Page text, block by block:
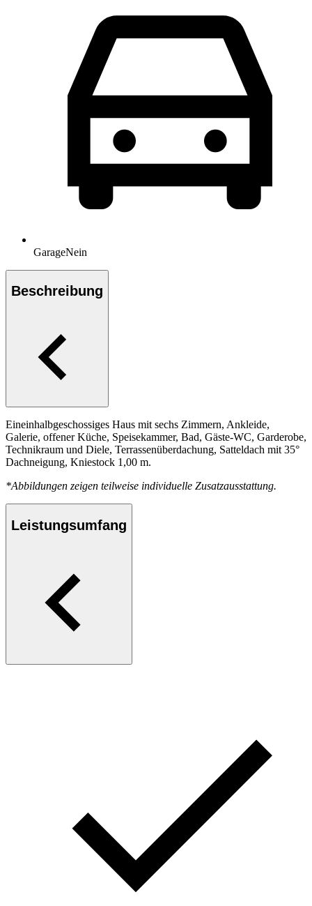
GarageNein
Beschreibung
Eineinhalbgeschossiges Haus mit sechs Zimmern, Ankleide,
Galerie, offener Küche, Speisekammer, Bad, Gäste-WC, Garderobe,
Technikraum und Diele, Terrassenüberdachung, Satteldach mit 35°
Dachneigung, Kniestock 1,00 m.
*Abbildungen zeigen teilweise individuelle Zusatzausstattung.
Leistungsumfang